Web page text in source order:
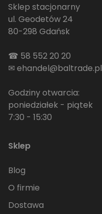
Sklep stacjonarny
ul. Geodetów 24
80-298 Gdańsk
☎ 58 552 20 20
✉ehandel@baltrade.pl
Godziny otwarcia:
poniedziałek - piątek
7:30 - 15:30
Sklep
Blog
O firmie
Dostawa